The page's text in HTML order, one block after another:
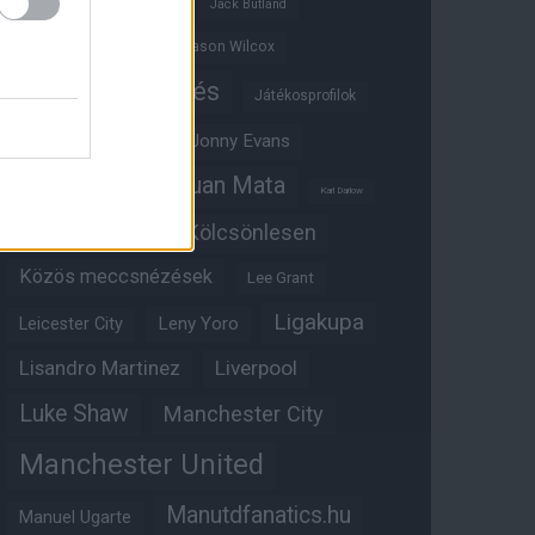
Hull City Jack Butland
Jason Wilcox
Játékosértékelés Játékosprofilok
Jonny Evans
Juan Mata Karl Darlow
Kölcsönlesen
Közös meccsnézések Lee Grant
Leicester City Leny Yoro Ligakupa
Lisandro Martinez Liverpool
Luke Shaw Manchester City
Manchester United
Manuel Ugarte Manutdfanatics.hu